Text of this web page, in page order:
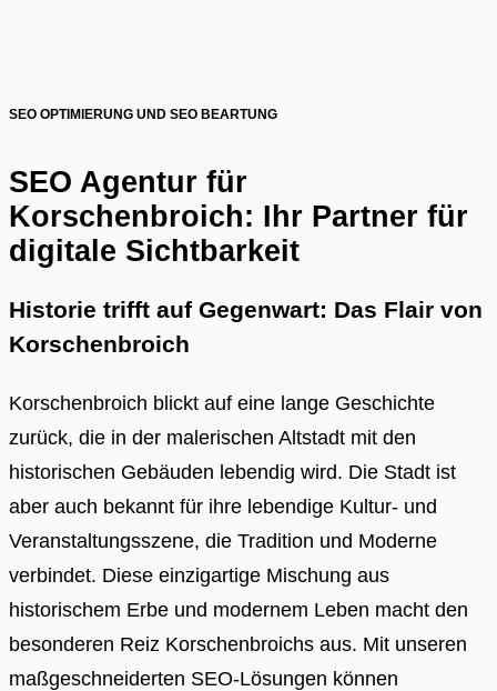
SEO OPTIMIERUNG UND SEO BEARTUNG
SEO Agentur für
Korschenbroich: Ihr Partner für
digitale Sichtbarkeit
Historie trifft auf Gegenwart: Das Flair von
Korschenbroich
Korschenbroich blickt auf eine lange Geschichte
zurück, die in der malerischen Altstadt mit den
historischen Gebäuden lebendig wird. Die Stadt ist
aber auch bekannt für ihre lebendige Kultur- und
Veranstaltungsszene, die Tradition und Moderne
verbindet. Diese einzigartige Mischung aus
historischem Erbe und modernem Leben macht den
besonderen Reiz Korschenbroichs aus. Mit unseren
maßgeschneiderten SEO-Lösungen können